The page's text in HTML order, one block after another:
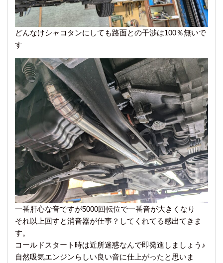
どんなけシャコタンにしても路面との干渉は100％無いで
す
一番肝心な音ですが5000回転位で一番音が大きくなり
それ以上回すと消音器が仕事？してくれてる感出てきま
す。
コールドスタート時は近所迷惑なんで即発進しましょう♪
自然吸気エンジンらしい良い音に仕上がったと思いま